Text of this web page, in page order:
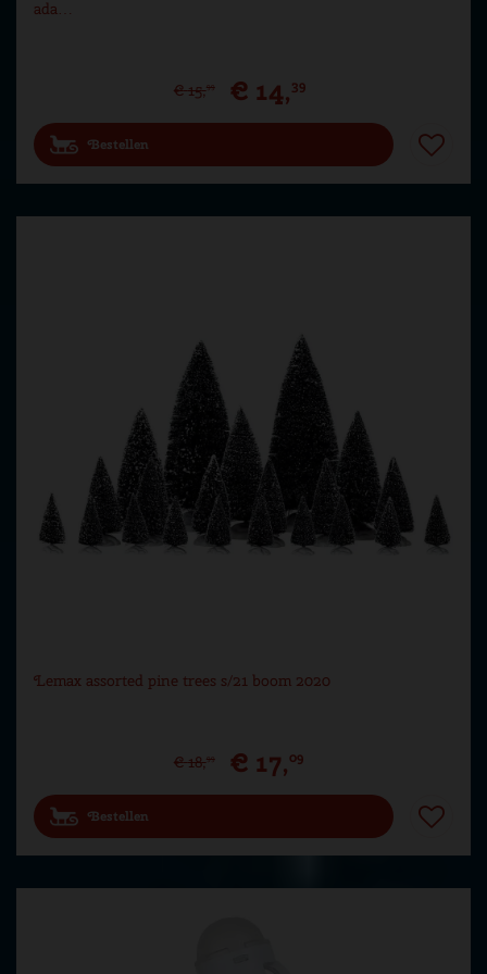
ada…
€ 15,99 € 14,39
Bestellen
Lemax assorted pine trees s/21 boom 2020
€ 18,99 € 17,09
Bestellen